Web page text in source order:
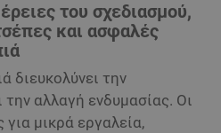
του σχεδιασμού,
και ασφαλές
διευκολύνει την
αλλαγή ενδυμασίας. Οι
για μικρά εργαλεία,